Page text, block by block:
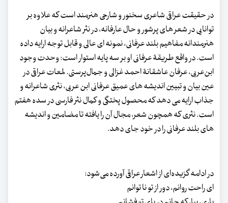
در حقیقت عراقی شاعری سخنور و شارحی هنرمند است که علاوه بر
توانایی در شعر های پرشور و حال عارفانه، در نثر شاعرانه و بیان
هنرمندانه مفاهیم بلند عرفانی، نمونه ای عالی و قابل توجه ارایه داده
است. در واقع طریقۀ عرفانی او بر سه پایه استوار است: وحدت وجود
ابن‌عربی، عرفان عاشقانۀ احمد غزالی و جمال‌پرستی. لمعات عراقی در
عین بیان و تبیین اندیشه های عمیق عرفانی ابن عربی، نثری شاعرانه و
جذاب ارایه می دهد که محصول پختگی و کمال نثر فارسی در سده هفتم
است. نثری که همچون شعر، مجال آن را یافته تا مضامین و اندیشه
های بلند عرفانی را در خود جای دهد.
در ادامه گزیده‌ای از اشعار عراقی آورده می‌شود:
ای راحت روانم، دور از تو نا توانم